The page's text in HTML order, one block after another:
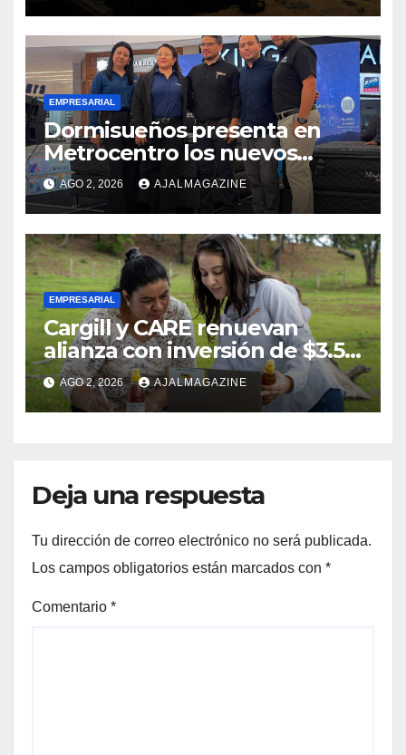
EMPRESARIAL
Dormisueños presenta en
Metrocentro los nuevos
modelos Muna Care de
Comfort Life: Innovación y
calidad en descanso
AGO 2, 2026 AJALMAGAZINE
EMPRESARIAL
Cargill y CARE renuevan
alianza con inversión de $3.5
millones para el desarrollo de
mujeres rurales en
Centroamérica
AGO 2, 2026 AJALMAGAZINE
Deja una respuesta
Tu dirección de correo electrónico no será publicada.
Los campos obligatorios están marcados con *
Comentario *